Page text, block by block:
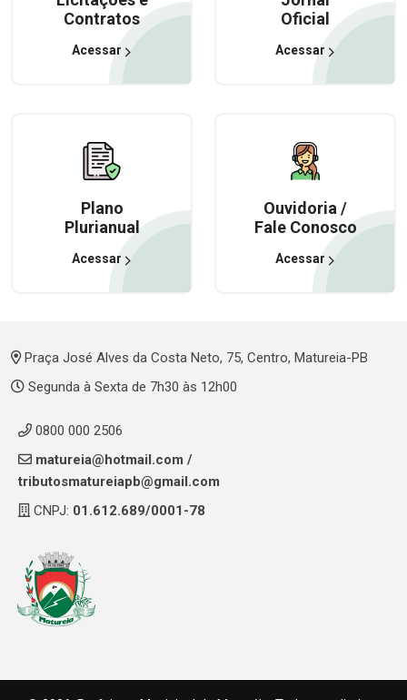
Contratos
Acessar
Oficial
Acessar
Plano
Plurianual
Acessar
Ouvidoria /
Fale Conosco
Acessar
Praça José Alves da Costa Neto, 75, Centro, Matureia-PB
Segunda à Sexta de 7h30 às 12h00
0800 000 2506
matureia@hotmail.com /
tributosmatureiapb@gmail.com
CNPJ: 01.612.689/0001-78